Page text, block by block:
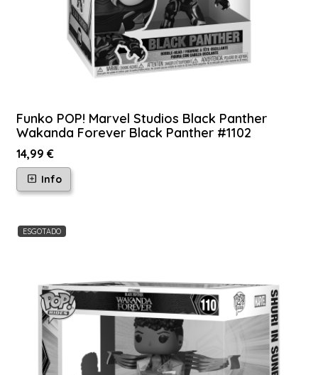
Funko POP! Marvel Studios Black Panther
Wakanda Forever Black Panther #1102
14,99 €
Info
ESGOTADO